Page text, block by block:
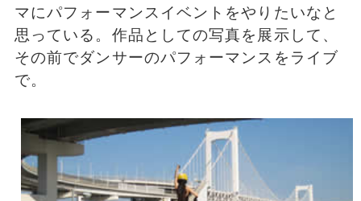
マにパフォーマンスイベントをやりたいなと
思っている。作品としての写真を展示して、
その前でダンサーのパフォーマンスをライブ
で。